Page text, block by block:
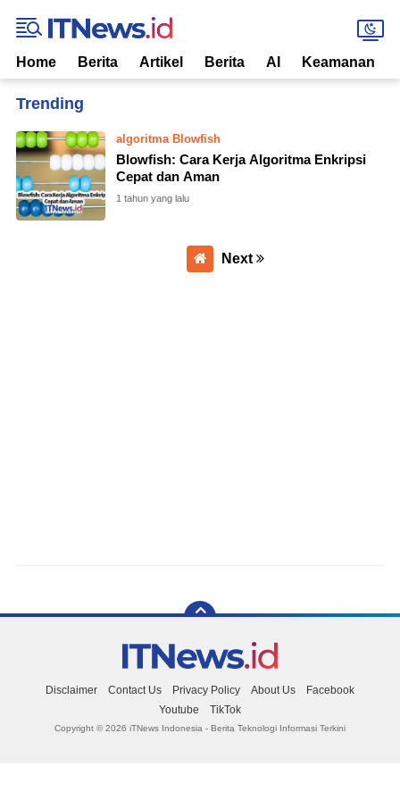
Home Berita Artikel Berita AI Keamanan
algoritma Blowfish
Blowfish: Cara Kerja Algoritma Enkripsi
Cepat dan Aman
1 tahun yang lalu
Next
Disclaimer Contact Us Privacy Policy About Us
Facebook
Youtube
TikTok
Copyright ©2026 iTNews Indonesia - Berita Teknologi Informasi Terkini